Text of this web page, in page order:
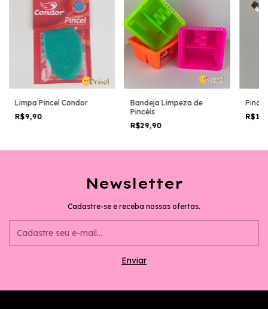
Limpa Pincel Condor
R$9,90
Bandeja Limpeza de
Pincéis
R$29,90
Pincel
Newsletter
Cadastre-se e receba nossas ofertas.